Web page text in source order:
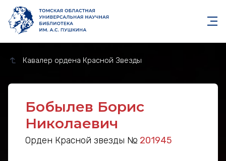
Кавалер ордена Красной Звезды
Бобылев Борис
Николаевич
Орден Красной звезды № 201945